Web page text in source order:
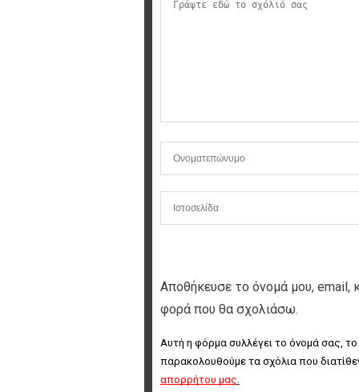
Αποθήκευσε το όνομά μου, email,
φορά που θα σχολιάσω.
Αυτή η φόρμα συλλέγει το όνομά σας,
παρακολουθούμε τα σχόλια που
απορρήτου μας.